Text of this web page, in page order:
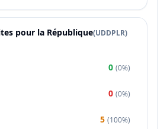
pour la République(UDDPLR)
0 (0%)
0 (0%)
5 (100%)